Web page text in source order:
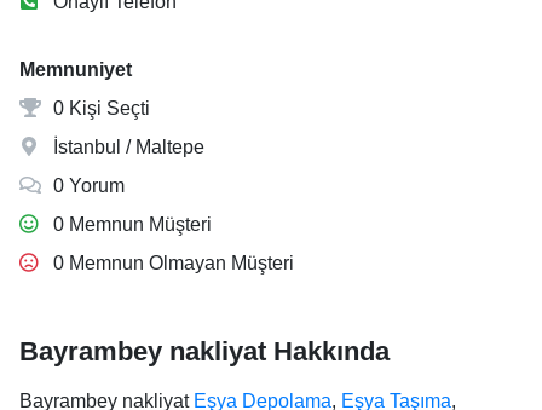
Memnuniyet
0 Kişi Seçti
İstanbul / Maltepe
0 Yorum
0 Memnun Müşteri
0 Memnun Olmayan Müşteri
Bayrambey nakliyat Hakkında
Bayrambey nakliyat Eşya Depolama, Eşya Taşıma,